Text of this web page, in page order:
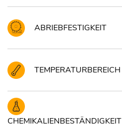
ABRIEBFESTIGKEIT
TEMPERATURBEREICH
CHEMIKALIENBESTÄNDIGKEIT